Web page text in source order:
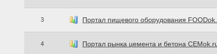
3 Портал пищевого оборудования
4 Портал рынка цемента и бетона